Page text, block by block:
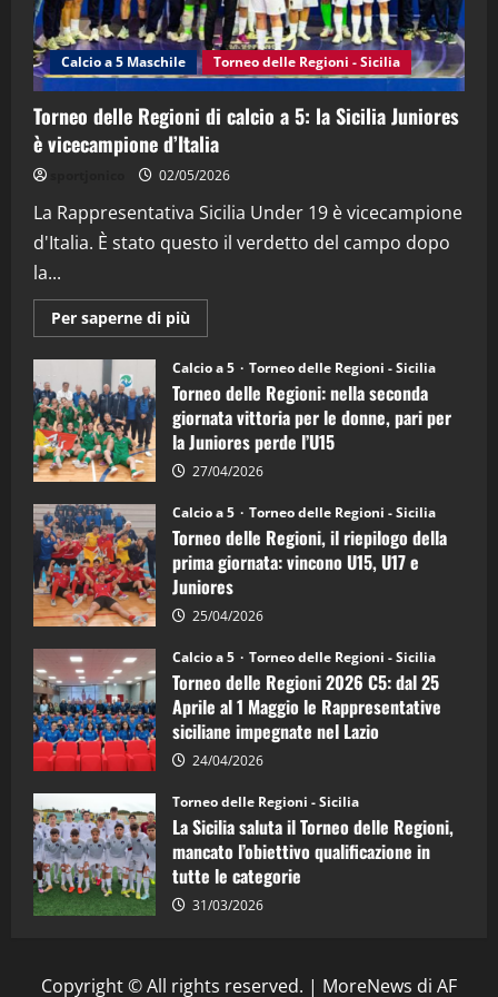
4
“SportEmpire” in Podcast: 27^ Puntata
(Martedi 14 Aprile 2026)
15/04/2026
"SportEmpire" in Podcast
“SportEmpire” in Podcast: 26^ Puntata
08/04/2026
Calcio a 5 Maschile Torneo delle Regioni - Sicilia
Torneo delle Regioni di calcio a 5: la Sicilia Juniores
è vicecampione d’Italia
02/05/2026
La Rappresentativa Sicilia Under 19 è vicecampione
d'Italia. È stato questo il verdetto del campo dopo
la...
Per saperne di più
informazioni
Torneo
delle
Regioni
di
calcio
a
5:
la
Juniores
è
vicecampione
d’Italia
Calcio a 5 Torneo delle Regioni - Sicilia
Torneo delle Regioni: nella seconda
giornata vittoria per le donne, pari per
la Juniores perde l’U15
27/04/2026
Calcio a 5 Torneo delle Regioni - Sicilia
Torneo delle Regioni, il riepilogo della
prima giornata: vincono U15, U17 e
Juniores
25/04/2026
Calcio a 5 Torneo delle Regioni - Sicilia
Torneo delle Regioni 2026 C5: dal 25
Aprile al 1 Maggio le Rappresentative
siciliane impegnate nel Lazio
24/04/2026
Torneo delle Regioni - Sicilia
La Sicilia saluta il Torneo delle Regioni,
mancato l’obiettivo qualificazione in
tutte le categorie
31/03/2026
Copyright © All rights reserved. | MoreNews di AF